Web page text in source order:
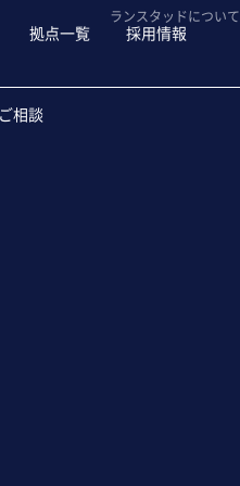
拠点一覧 採用情報
ランスタッドについて
相談